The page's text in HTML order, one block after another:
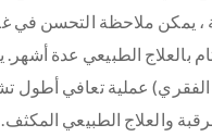
، يمكن ملاحظة التحسن في
بالعلاج الطبيعي عدة أشهر.
الفقري) عملية تعافي أطول
والعلاج الطبيعي